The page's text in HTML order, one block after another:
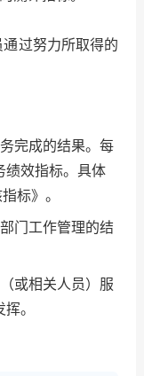
过努力所取得的
完成的结果。每
绩效指标。具体
标》。
门工作管理的结
或相关人员）服
。